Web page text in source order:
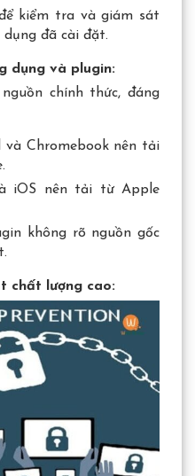
kiểm tra và giám sát
dụng đã cài đặt.
dụng và plugin:
chính thức, đáng
và Chromebook nên tải
iOS nên tải từ Apple
không rõ nguồn gốc
chất lượng cao: